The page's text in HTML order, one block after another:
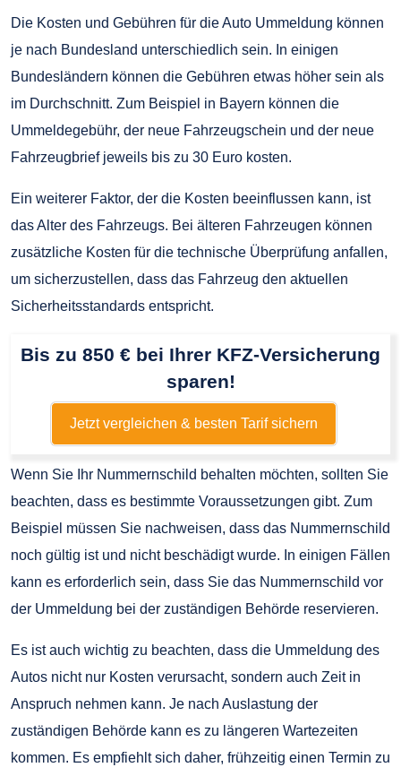
Die Kosten und Gebühren für die Auto Ummeldung können
je nach Bundesland unterschiedlich sein. In einigen
Bundesländern können die Gebühren etwas höher sein als
im Durchschnitt. Zum Beispiel in Bayern können die
Ummeldegebühr, der neue Fahrzeugschein und der neue
Fahrzeugbrief jeweils bis zu 30 Euro kosten.
Ein weiterer Faktor, der die Kosten beeinflussen kann, ist
das Alter des Fahrzeugs. Bei älteren Fahrzeugen können
zusätzliche Kosten für die technische Überprüfung anfallen,
um sicherzustellen, dass das Fahrzeug den aktuellen
Sicherheitsstandards entspricht.
Bis zu 850 € bei Ihrer KFZ-Versicherung
sparen!
Jetzt vergleichen & besten Tarif sichern
Wenn Sie Ihr Nummernschild behalten möchten, sollten Sie
beachten, dass es bestimmte Voraussetzungen gibt. Zum
Beispiel müssen Sie nachweisen, dass das Nummernschild
noch gültig ist und nicht beschädigt wurde. In einigen Fällen
kann es erforderlich sein, dass Sie das Nummernschild vor
der Ummeldung bei der zuständigen Behörde reservieren.
Es ist auch wichtig zu beachten, dass die Ummeldung des
Autos nicht nur Kosten verursacht, sondern auch Zeit in
Anspruch nehmen kann. Je nach Auslastung der
zuständigen Behörde kann es zu längeren Wartezeiten
kommen. Es empfiehlt sich daher, frühzeitig einen Termin zu